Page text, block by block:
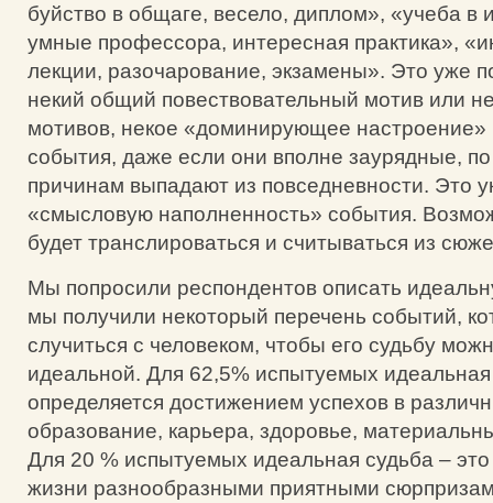
буйство в общаге, весело, диплом», «учеба в
умные профессора, интересная практика»,
лекции, разочарование, экзамены». Это уже
некий общий повествовательный мотив или
мотивов, некое «доминирующее
события, даже если они вполне заурядные,
причинам выпадают из повседневности. Это
«смысловую наполненность» события.
будет транслироваться и считываться из
Мы попросили респондентов описать
мы получили некоторый перечень событий,
случиться с человеком, чтобы его судьбу
идеальной. Для 62,5% испытуемых идеальная
определяется достижением успехов в
образование, карьера, здоровье,
Для 20 % испытуемых идеальная судьба –
жизни разнообразными приятными